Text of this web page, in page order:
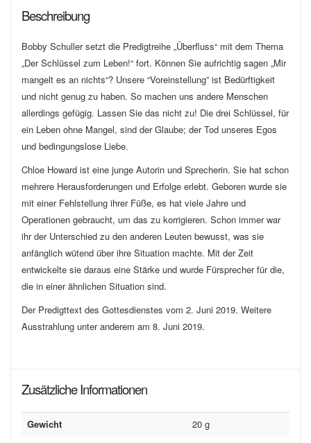
Beschreibung
Bobby Schuller setzt die Predigtreihe „Überfluss“ mit dem Thema
„Der Schlüssel zum Leben!“ fort. Können Sie aufrichtig sagen „Mir
mangelt es an nichts“? Unsere “Voreinstellung” ist Bedürftigkeit
und nicht genug zu haben. So machen uns andere Menschen
allerdings gefügig. Lassen Sie das nicht zu! Die drei Schlüssel, für
ein Leben ohne Mangel, sind der Glaube; der Tod unseres Egos
und bedingungslose Liebe.
Chloe Howard ist eine junge Autorin und Sprecherin. Sie hat schon
mehrere Herausforderungen und Erfolge erlebt. Geboren wurde sie
mit einer Fehlstellung ihrer Füße, es hat viele Jahre und
Operationen gebraucht, um das zu korrigieren. Schon immer war
ihr der Unterschied zu den anderen Leuten bewusst, was sie
anfänglich wütend über ihre Situation machte. Mit der Zeit
entwickelte sie daraus eine Stärke und wurde Fürsprecher für die,
die in einer ähnlichen Situation sind.
Der Predigttext des Gottesdienstes vom 2. Juni 2019. Weitere
Ausstrahlung unter anderem am 8. Juni 2019.
Zusätzliche Informationen
Gewicht 20 g